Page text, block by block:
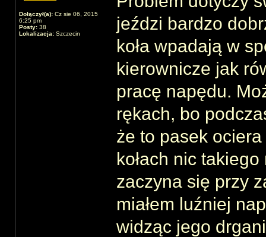
Dołączył(a): Cz sie 06, 2015
6:25 pm
Posty: 38
Lokalizacja: Szczecin
jeździ bardzo
koła wpadają w
kierownicze jak
pracę napędu.
rękach, bo
że to pasek
kołach nic
zaczyna się przy
miałem luźniej
widząc jego